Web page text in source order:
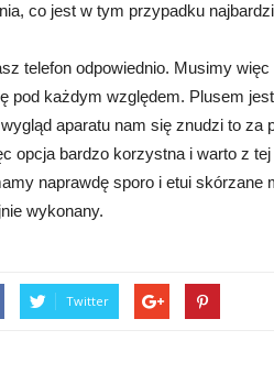
co jest w tym przypadku
telefon odpowiednio. Musimy
pod każdym względem. Plusem
aparatu nam się znudzi to za
opcja bardzo korzystna i warto z
naprawdę sporo i etui skórzane
wykonany.
Twitter